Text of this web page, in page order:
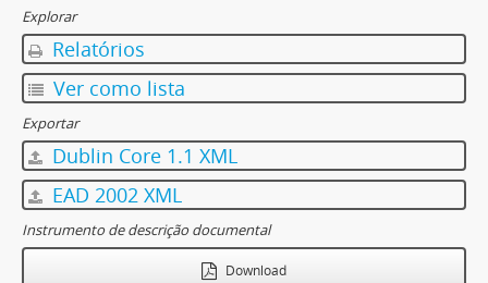
Explorar
Relatórios
Ver como lista
Exportar
Dublin Core 1.1 XML
EAD 2002 XML
Instrumento de descrição documental
Download